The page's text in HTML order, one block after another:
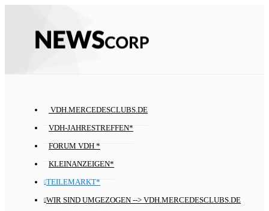
VDH.MERCEDESCLUBS.DE
VDH-JAHRESTREFFEN*
FORUM VDH *
KLEINANZEIGEN*
TEILEMARKT*
WIR SIND UMGEZOGEN --> VDH.MERCEDESCLUBS.DE